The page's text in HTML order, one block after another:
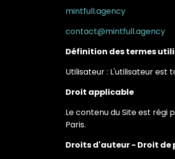
mintfull.agency
contact@mintfull.agency
Définition des termes
Utilisateur : L'utilisateur
Droit applicable
Le contenu du Site est régi
Paris.
Droits d'auteur - Droit